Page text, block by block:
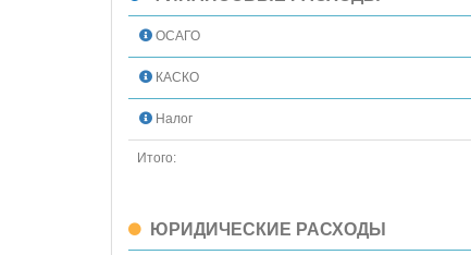
ОСАГО
КАСКО
Налог
Итого:
ЮРИДИЧЕСКИЕ РАСХОДЫ